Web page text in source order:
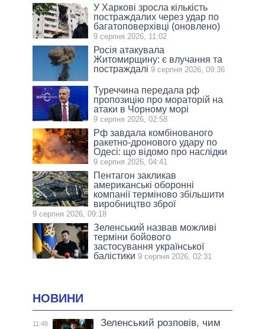
У Харкові зросла кількість
постраждалих через удар по
багатоповерхівці (оновлено)
9 серпня 2026, 11:02
Росія атакувала
Житомирщину: є влучання та
постраждалі 9 серпня 2026, 09:36
Туреччина передала рф
пропозицію про мораторій на
атаки в Чорному морі
9 серпня 2026, 02:58
Рф завдала комбінованого
ракетно-дронового удару по
Одесі: що відомо про наслідки
9 серпня 2026, 04:41
Пентагон закликав
американські оборонні
компанії терміново збільшити
виробництво зброї
9 серпня 2026, 09:18
Зеленський назвав можливі
терміни бойового
застосування української
балістики 9 серпня 2026, 02:31
НОВИНИ
11:48
Зеленський розповів, чим